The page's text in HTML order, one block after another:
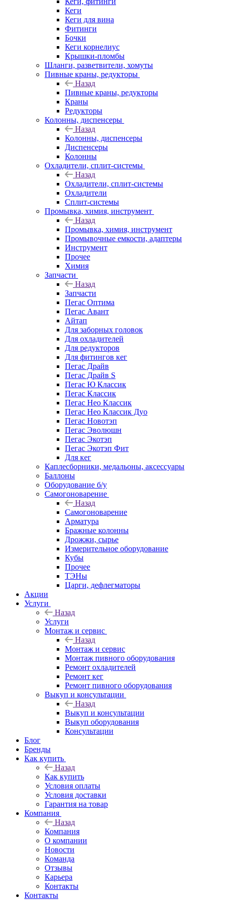
Кеги
Кеги для вина
Фитинги
Бочки
Кеги корнелиус
Крышки-пломбы
Шланги, разветвители, хомуты
Пивные краны, редукторы
Назад
Пивные краны, редукторы
Краны
Редукторы
Колонны, диспенсеры
Назад
Колонны, диспенсеры
Диспенсеры
Колонны
Охладители, сплит-системы
Назад
Охладители, сплит-системы
Охладители
Сплит-системы
Промывка, химия, инструмент
Назад
Промывка, химия, инструмент
Промывочные емкости, адаптеры
Инструмент
Прочее
Химия
Запчасти
Назад
Запчасти
Пегас Оптима
Пегас Авант
Айтап
Для заборных головок
Для охладителей
Для редукторов
Для фитингов кег
Пегас Драйв
Пегас Драйв S
Пегас Ю Классик
Пегас Классик
Пегас Нео Классик
Пегас Нео Классик Дуо
Пегас Новотэп
Пегас Эволюшн
Пегас Экотэп
Пегас Экотэп Фит
Для кег
Каплесборники, медальоны, аксессуары
Баллоны
Оборудование б/у
Самогоноварение
Назад
Самогоноварение
Арматура
Бражные колонны
Дрожжи, сырье
Измерительное оборудование
Кубы
Прочее
ТЭНы
Царги, дефлегматоры
Акции
Услуги
Назад
Услуги
Монтаж и сервис
Назад
Монтаж и сервис
Монтаж пивного оборудования
Ремонт охладителей
Ремонт кег
Ремонт пивного оборудования
Выкуп и консультации
Назад
Выкуп и консультации
Выкуп оборудования
Консультации
Блог
Бренды
Как купить
Назад
Как купить
Условия оплаты
Условия доставки
Гарантия на товар
Компания
Назад
Компания
О компании
Новости
Команда
Отзывы
Карьера
Контакты
Контакты